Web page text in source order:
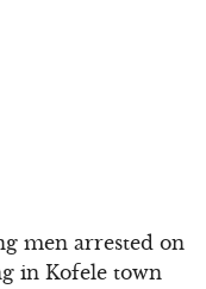
men arrested on
in Kofele town